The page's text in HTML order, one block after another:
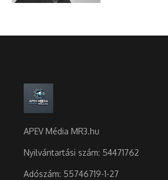
APEV Média MR3.hu
Nyilvántartási szám: 54471762
Adószám: 55746719-1-27